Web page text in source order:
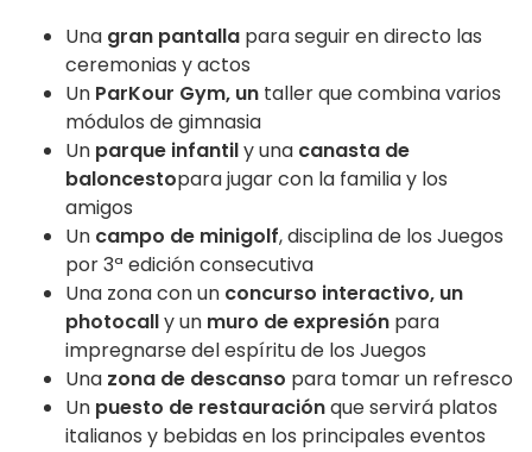
Una gran pantalla para seguir en directo las
ceremonias y actos
Un ParKour Gym, un taller que combina varios
módulos de gimnasia
Un parque infantily una canasta de
baloncestopara jugar con la familia y los
amigos
Un campo de minigolf, disciplina de los Juegos
por 3ª edición consecutiva
Una zona con un concurso interactivo, un
photocally un muro de expresión para
impregnarse del espíritu de los Juegos
Una zona de descanso para tomar un refresco
Un puesto de restauraciónque servirá platos
italianos y bebidas en los principales eventos